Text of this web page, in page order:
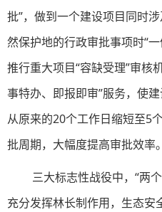
批”，做到一个建设项目同时
然保护地的行政审批事项时“
推行重大项目“容缺受理”审核
事特办、即报即审”服务，使
从原来的20个工作日缩短至5
批周期，大幅度提高审批效率。
三大标志性战役中，“两
充分发挥林长制作用，生态